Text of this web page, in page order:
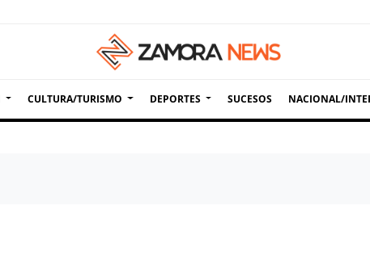
CULTURA/TURISMO DEPORTES SUCESOS NACIONAL/